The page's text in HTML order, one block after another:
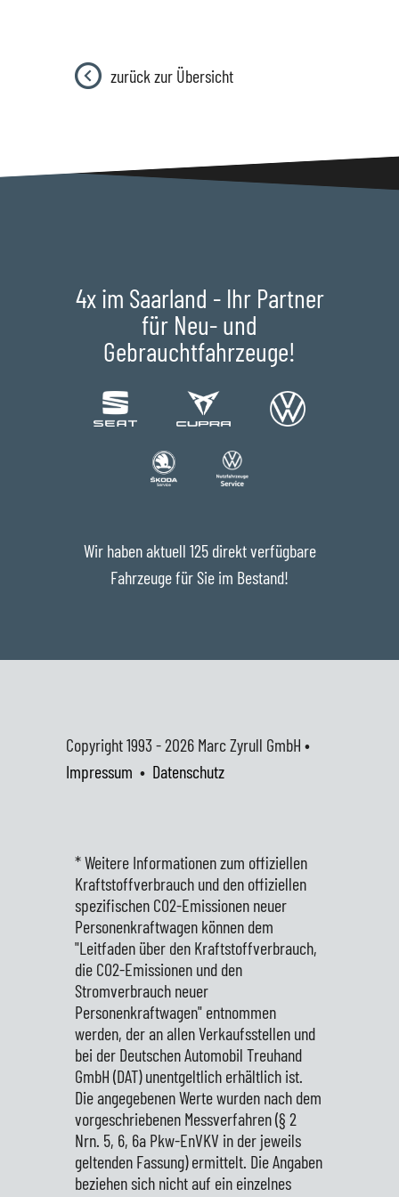
zurück zur Übersicht
4x im Saarland - Ihr Partner
für Neu- und
Gebrauchtfahrzeuge!
Wir haben aktuell 125 direkt verfügbare
Fahrzeuge für Sie im Bestand!
Copyright 1993 - 2026 Marc Zyrull GmbH •
Impressum • Datenschutz
* Weitere Informationen zum offiziellen
Kraftstoffverbrauch und den offiziellen
spezifischen CO2-Emissionen neuer
Personenkraftwagen können dem
"Leitfaden über den Kraftstoffverbrauch,
die CO2-Emissionen und den
Stromverbrauch neuer
Personenkraftwagen" entnommen
werden, der an allen Verkaufsstellen und
bei der Deutschen Automobil Treuhand
GmbH (DAT) unentgeltlich erhältlich ist.
Die angegebenen Werte wurden nach dem
vorgeschriebenen Messverfahren (§ 2
Nrn. 5, 6, 6a Pkw-EnVKV in der jeweils
geltenden Fassung) ermittelt. Die Angaben
beziehen sich nicht auf ein einzelnes